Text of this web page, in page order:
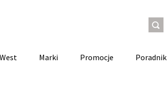
West Marki Promocje Poradnik